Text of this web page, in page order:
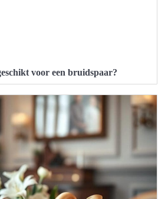
voor een bruidspaar?